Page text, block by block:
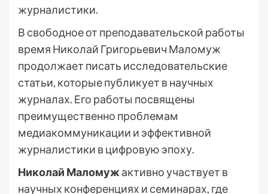
журналистики.
В свободное от преподавательской работы
время Николай Григорьевич Маломуж
продолжает писать исследовательские
статьи, которые публикует в научных
журналах. Его работы посвящены
преимущественно проблемам
медиакоммуникации и эффективной
журналистики в цифровую эпоху.
Николай Маломуж активно участвует в
научных конференциях и семинарах, где